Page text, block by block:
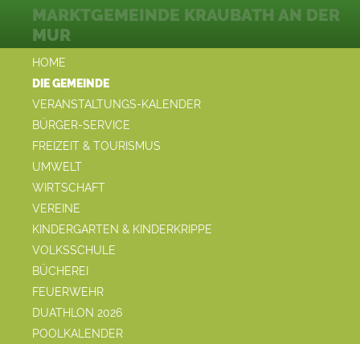
HOME
DIE GEMEINDE
VERANSTALTUNGS-KALENDER
BÜRGER-SERVICE
FREIZEIT & TOURISMUS
UMWELT
WIRTSCHAFT
VEREINE
KINDERGARTEN & KINDERKRIPPE
VOLKSSCHULE
BÜCHEREI
FEUERWEHR
DUATHLON 2026
POOLKALENDER
MARKTGEMEINDE KRAUBATH AN DER
MUR